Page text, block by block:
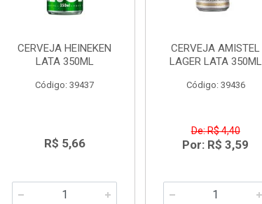
CERVEJA HEINEKEN
LATA 350ML
Código: 39437
R$ 5,66
CERVEJA AMISTEL
LAGER LATA 350ML
Código: 39436
De: R$ 4,40
Por: R$ 3,59